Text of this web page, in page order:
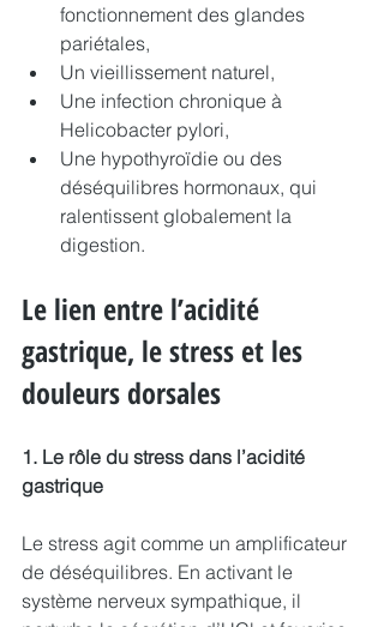
fonctionnement des glandes
pariétales,
Un vieillissement naturel,
Une infection chronique à
Helicobacter pylori,
Une hypothyroïdie ou des
déséquilibres hormonaux, qui
ralentissent globalement la
digestion.
Le lien entre l’acidité
gastrique, le stress et les
douleurs dorsales
1. Le rôle du stress dans l’acidité
gastrique
Le stress agit comme un amplificateur
de déséquilibres. En activant le
système nerveux sympathique, il